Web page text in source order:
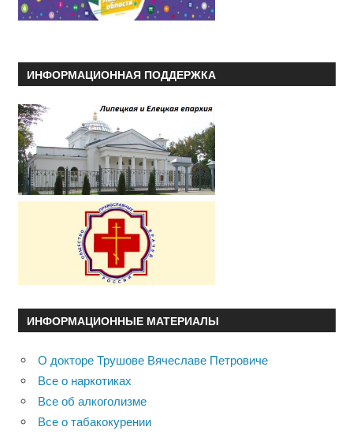
ИНФОРМАЦИОННАЯ ПОДДЕРЖКА
ИНФОРМАЦИОННЫЕ МАТЕРИАЛЫ
О докторе Трушове Вячеславе Петровиче
Все о наркотиках
Все об алкоголизме
Все о табакокурении